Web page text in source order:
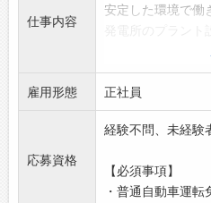
仕事内容
安定した環境で働
ンス作業を中心
れるお仕事です。
屋内作業がメイン
心して働けます！
【具体的な業務内
・点検に伴う一般
・その他、簡単な
雇用形態 正社員
応募資格
経験不問、未経験
【必須事項】
・普通自動車運転